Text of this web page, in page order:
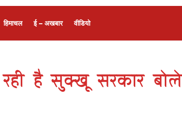
हिमाचल ई – अखबार वीडियो
है सुक्खू सरकार बोले